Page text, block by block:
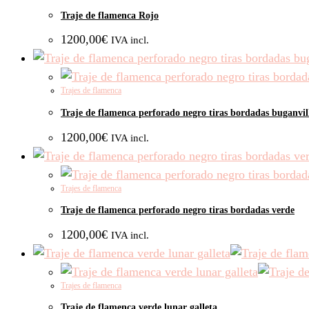
Traje de flamenca Rojo
1200,00€ IVA incl.
Trajes de flamenca
Traje de flamenca perforado negro tiras bordadas
1200,00€ IVA incl.
Trajes de flamenca
Traje de flamenca perforado negro tiras bordadas verde
1200,00€ IVA incl.
Trajes de flamenca